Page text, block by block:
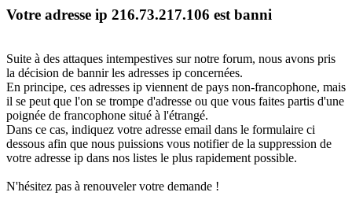
Votre adresse ip 216.73.217.106 est banni
Suite à des attaques intempestives sur notre forum, nous avons pris
la décision de bannir les adresses ip concernées.
En principe, ces adresses ip viennent de pays non-francophone, mais
il se peut que l'on se trompe d'adresse ou que vous faites partis d'une
poignée de francophone situé à l'étrangé.
Dans ce cas, indiquez votre adresse email dans le formulaire ci
dessous afin que nous puissions vous notifier de la suppression de
votre adresse ip dans nos listes le plus rapidement possible.
N'hésitez pas à renouveler votre demande !